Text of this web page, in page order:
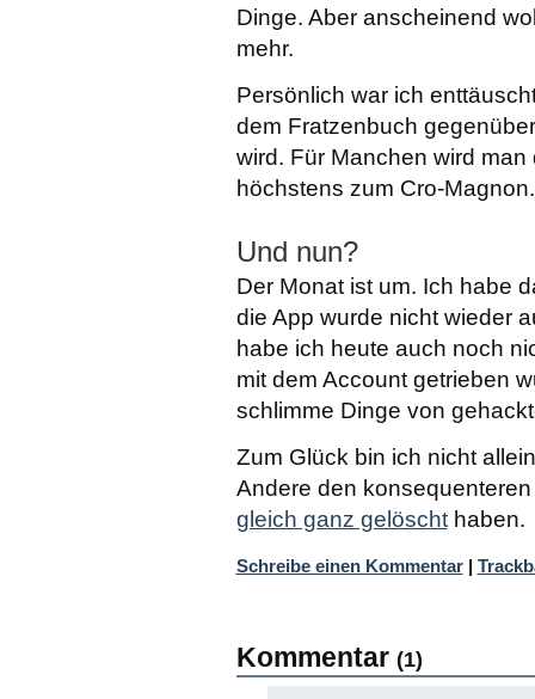
Dinge. Aber anscheinend
mehr.
Persönlich war ich
dem Fratzenbuch
wird. Für Manchen wird
höchstens zum Cro-
Und nun?
Der Monat ist um. Ich habe
die App wurde nicht wieder
habe ich heute auch noch
mit dem Account getrieben
schlimme Dinge von
Zum Glück bin ich nicht
Andere den
gleich ganz gelöschthaben.
Schreibe einen Kommentar |
Kommentar (1)